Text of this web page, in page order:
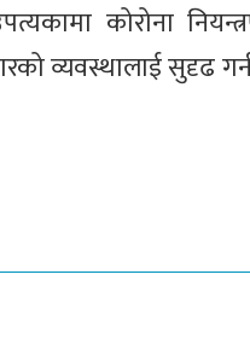
कोरोना
व्यवस्थालाई सुदृढ